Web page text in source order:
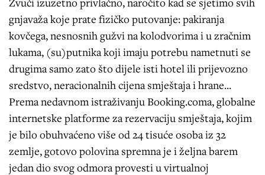
gnjavaža koje prate fizičko putovanje: pakiranja
kovčega, nesnosnih gužvi na kolodvorima i u zračnim
lukama, (su)putnika koji imaju potrebu nametnuti se
drugima samo zato što dijele isti hotel ili prijevozno
sredstvo, neracionalnih cijena smještaja i hrane...
Prema nedavnom istraživanju Booking.coma, globalne
internetske platforme za rezervaciju smještaja, kojim
je bilo obuhvaćeno više od 24 tisuće osoba iz 32
zemlje, gotovo polovina spremna je i željna barem
jedan dio svog odmora provesti u virtualnoj